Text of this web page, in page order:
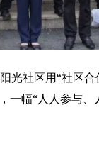
社区用“社区合
一幅“人人参与